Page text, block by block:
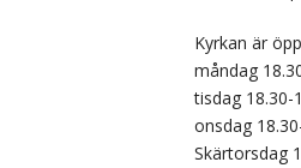
Kyrkan är
måndag
tisdag 18.30-
onsdag
Skärtorsdag